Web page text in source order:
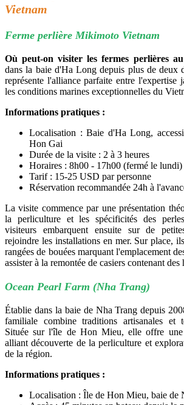
Vietnam
Ferme perlière Mikimoto Vietnam
Où peut-on visiter les fermes perlières
dans la baie d'Ha Long depuis plus de deux
représente l'alliance parfaite entre l'expertise
les conditions marines exceptionnelles du
Informations pratiques :
Localisation : Baie d'Ha Long,
Hon Gai
Durée de la visite : 2 à 3 heures
Horaires : 8h00 - 17h00 (fermé le lundi)
Tarif : 15-25 USD par personne
Réservation recommandée 24h à
La visite commence par une présentation
la perliculture et les spécificités des
visiteurs embarquent ensuite sur de
rejoindre les installations en mer. Sur place,
rangées de bouées marquant l'emplacement
assister à la remontée de casiers contenant des
Ocean Pearl Farm (Nha Trang)
Établie dans la baie de Nha Trang depuis
familiale combine traditions artisanales et
Située sur l'île de Hon Mieu, elle offre une
alliant découverte de la perliculture et
de la région.
Informations pratiques :
Localisation : Île de Hon Mieu, baie de